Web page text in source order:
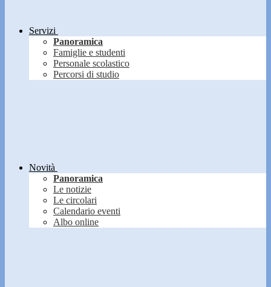
Servizi
Panoramica
Famiglie e studenti
Personale scolastico
Percorsi di studio
Novità
Panoramica
Le notizie
Le circolari
Calendario eventi
Albo online